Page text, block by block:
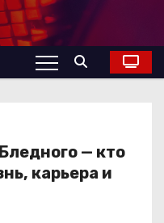
— кто
карьера и